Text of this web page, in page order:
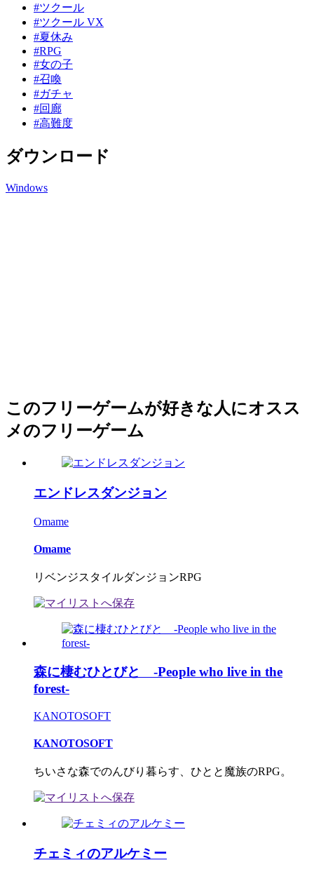
#ツクール
#ツクール VX
#夏休み
#RPG
#女の子
#召喚
#ガチャ
#回廊
#高難度
ダウンロード
Windows
このフリーゲームが好きな人にオスス
メのフリーゲーム
エンドレスダンジョン
Omame
Omame
リベンジスタイルダンジョンRPG
森に棲むひとびと -People who live in the
forest-
KANOTOSOFT
KANOTOSOFT
ちいさな森でのんびり暮らす、ひとと魔族のRPG。
チェミィのアルケミー